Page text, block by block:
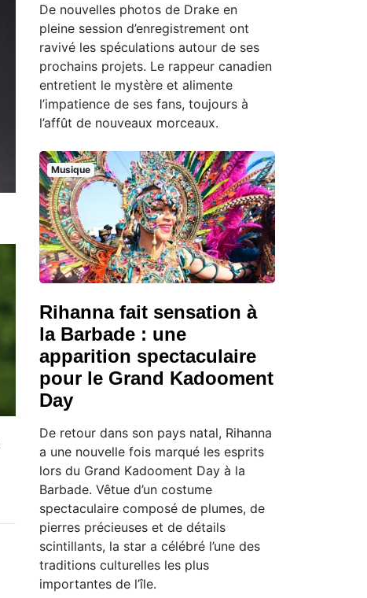
De nouvelles photos de Drake en
pleine session d’enregistrement ont
ravivé les spéculations autour de ses
prochains projets. Le rappeur canadien
entretient le mystère et alimente
l’impatience de ses fans, toujours à
l’affût de nouveaux morceaux.
Musique
Rihanna fait sensation à
la Barbade : une
apparition spectaculaire
pour le Grand Kadooment
Day
De retour dans son pays natal, Rihanna
a une nouvelle fois marqué les esprits
lors du Grand Kadooment Day à la
Barbade. Vêtue d’un costume
spectaculaire composé de plumes, de
pierres précieuses et de détails
scintillants, la star a célébré l’une des
traditions culturelles les plus
importantes de l’île.